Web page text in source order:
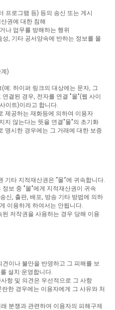
프로그램 등) 등의 송신 또는 게시
권에 대한 침해
나 업무를 방해하는 행위
성 기타 공서양속에 반하는 정보를 몰
)
(예: 하이퍼 링크의 대상에는 문자 그
연결된 경우 전자를 연결 "몰"(웹 사이
이트)이라고 합니다
제공하는 재화등에 의하여 이용자
지지 않는다는 뜻을 연결 "몰"의 초기화
명시한 경우에는 그 거래에 대한 보증
기타 지적재산권은 ”몰“에 귀속합니다
정보 중 "몰"에게 지적재산권이 귀속
송신 출판 배포 방송 기타 방법에 의하
이용하게 하여서는 안됩니다
된 저작권을 사용하는 경우 당해 이용
견이나 불만을 반영하고 그 피해를 보
설치 ·운영합니다
사항 및 의견은 우선적으로 그 사항
란한 경우에는 이용자에게 그 사유와 처
분쟁과 관련하여 이용자의 피해구제